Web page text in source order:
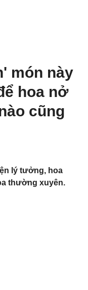
món này
hoa nở
cũng
lý tưởng, hoa
thường xuyên.